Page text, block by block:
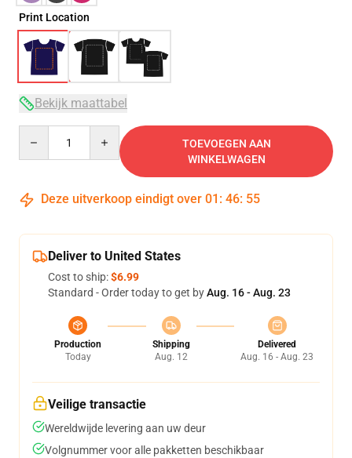
Print Location
Bekijk maattabel
TOEVOEGEN AAN
WINKELWAGEN
Deze uitverkoop eindigt over 01 : 46: 54
Deliver to United States
Cost to ship:$6.99
Standard - Order today to get byAug. 16 - Aug. 23
Production
Today
Shipping
Aug. 12
Delivered
Aug. 16 - Aug. 23
Veilige transactie
Wereldwijde levering aan uw deur
Volgnummer voor alle pakketten beschikbaar